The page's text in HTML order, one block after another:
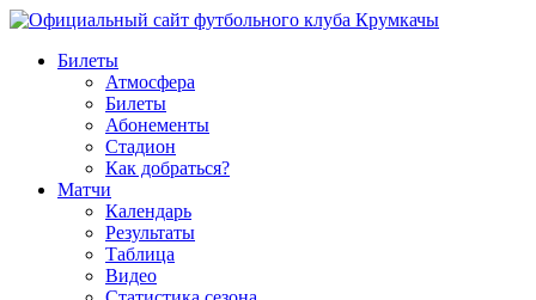
Билеты
Атмосфера
Билеты
Абонементы
Стадион
Как добраться?
Матчи
Календарь
Результаты
Таблица
Видео